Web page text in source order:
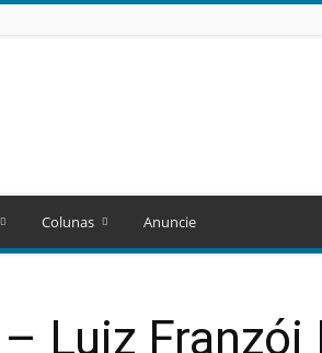
Colunas Anuncie
Luiz Franzói